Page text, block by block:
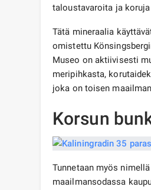
taloustavaroita ja
Tätä mineraalia
omistettu
Museo on aktiivisesti
meripihkasta,
joka on toisen
Korsun
Tunnetaan myös
maailmansodassa